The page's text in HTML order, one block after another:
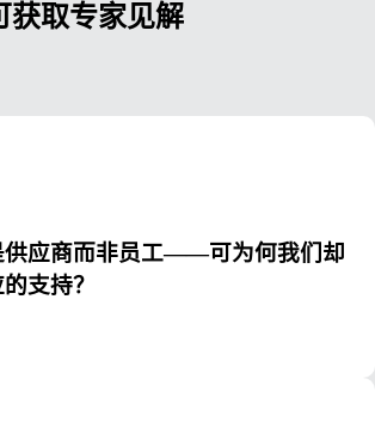
获取专家见解
供应商而非员工——可为何我们却
支持？